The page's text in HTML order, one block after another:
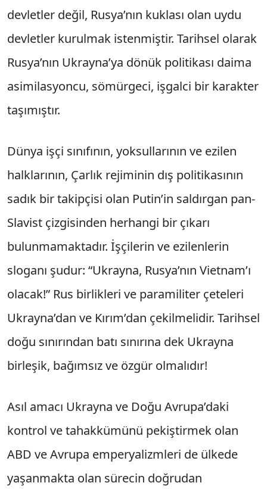
devletler değil, Rusya’nın kuklası olan uydu
devletler kurulmak istenmiştir. Tarihsel olarak
Rusya’nın Ukrayna’ya dönük politikası daima
asimilasyoncu, sömürgeci, işgalci bir karakter
taşımıştır.
Dünya işçi sınıfının, yoksullarının ve ezilen
halklarının, Çarlık rejiminin dış politikasının
sadık bir takipçisi olan Putin’in saldırgan pan-
Slavist çizgisinden herhangi bir çıkarı
bulunmamaktadır. İşçilerin ve ezilenlerin
sloganı şudur: “Ukrayna, Rusya’nın Vietnam’ı
olacak!” Rus birlikleri ve paramiliter çeteleri
Ukrayna’dan ve Kırım’dan çekilmelidir. Tarihsel
doğu sınırından batı sınırına dek Ukrayna
birleşik, bağımsız ve özgür olmalıdır!
Asıl amacı Ukrayna ve Doğu Avrupa’daki
kontrol ve tahakkümünü pekiştirmek olan
ABD ve Avrupa emperyalizmleri de ülkede
yaşanmakta olan sürecin doğrudan